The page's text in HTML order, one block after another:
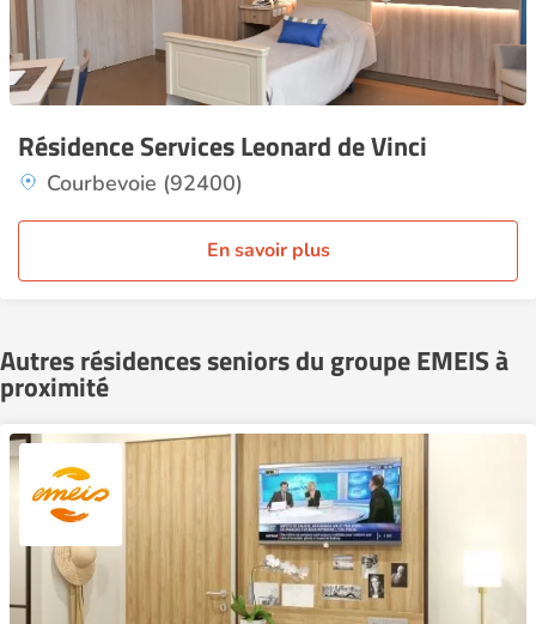
Résidence Services Leonard de Vinci
Courbevoie (92400)
En savoir plus
Autres résidences seniors du groupe EMEIS à
proximité